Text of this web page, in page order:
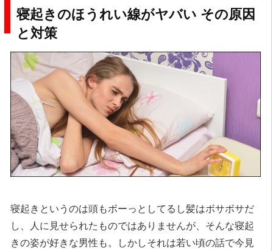
寝起きのほうれい線がヤバい その原因
と対策
寝起きというのは頭もボーっとしてるし髪はボサボサだ
し、人に見せられたものではありませんが、そんな寝起
きの姿が好きな男性も。しかしそれは若い頃の話で今見